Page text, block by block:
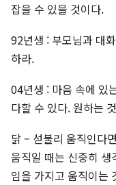
잡을 수 있을 것이다.
92년생 : 부모님과 대
하라.
04년생 : 마음 속에 있
다할 수 있다. 원하는
닭 – 섣불리 움직인다
움직일 때는 신중히
임을 가지고 움직이는